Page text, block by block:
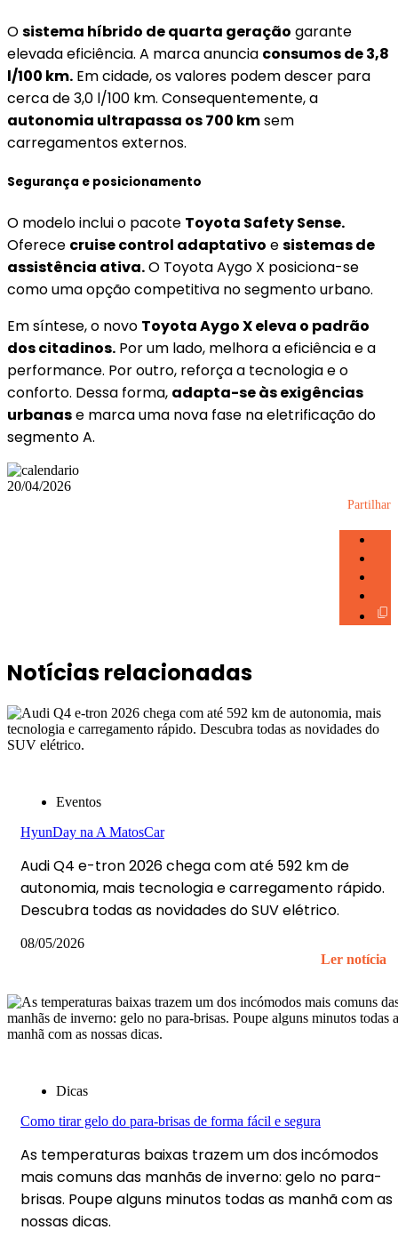
Osistema híbrido de quarta geração garante
elevada eficiência. A marca anuncia consumos de 3,8
l/100 km. Em cidade, os valores podem descer para
cerca de 3,0 l/100 km. Consequentemente, a
autonomia ultrapassa os 700 kmsem
carregamentos externos.
Segurança e posicionamento
O modelo inclui o pacote Toyota Safety Sense.
Oferece cruise control adaptativo esistemas de
assistência ativa.O Toyota Aygo X posiciona-se
como uma opção competitiva no segmento urbano.
Em síntese, o novo Toyota Aygo X eleva o padrão
dos citadinos. Por um lado, melhora a eficiência e a
performance. Por outro, reforça a tecnologia e o
conforto. Dessa forma, adapta-se às exigências
urbanase marca uma nova fase na eletrificação do
segmento A.
20/04/2026
Partilhar
Notícias relacionadas
Eventos
HyunDay na A MatosCar
Audi Q4 e-tron 2026 chega com até 592 km de
autonomia, mais tecnologia e carregamento rápido.
Descubra todas as novidades do SUV elétrico.
08/05/2026
Ler notícia
Dicas
Como tirar gelo do para-brisas de forma fácil e segura
As temperaturas baixas trazem um dos incómodos
mais comuns das manhãs de inverno: gelo no para-
brisas. Poupe alguns minutos todas as manhã com as
nossas dicas.